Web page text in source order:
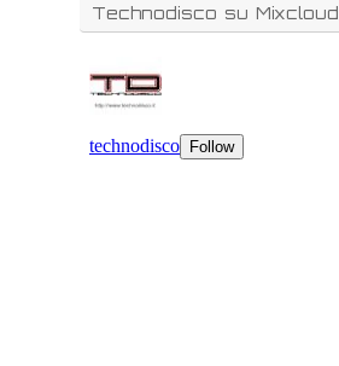
Technodisco su Mixcloud